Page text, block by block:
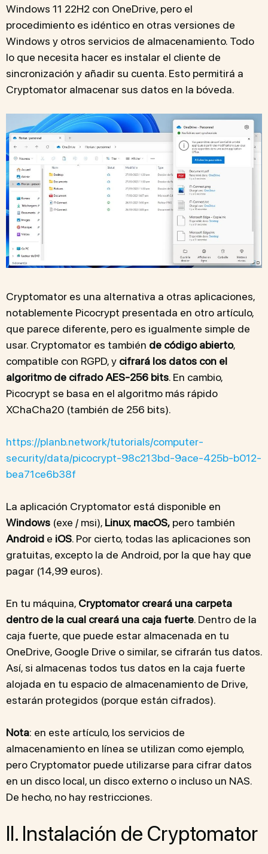
Windows 11 22H2 con OneDrive, pero el
procedimiento es idéntico en otras versiones de
Windows y otros servicios de almacenamiento. Todo
lo que necesita hacer es instalar el cliente de
sincronización y añadir su cuenta. Esto permitirá a
Cryptomator almacenar sus datos en la bóveda.
Cryptomator es una alternativa a otras aplicaciones,
notablemente Picocrypt presentada en otro artículo,
que parece diferente, pero es igualmente simple de
usar. Cryptomator es también de código abierto,
compatible con RGPD, y cifrará los datos con el
algoritmo de cifrado AES-256 bits. En cambio,
Picocrypt se basa en el algoritmo más rápido
XChaCha20 (también de 256 bits).
https://planb.network/tutorials/computer-
security/data/picocrypt-98c213bd-9ace-425b-b012-
bea71ce6b38f
La aplicación Cryptomator está disponible en
Windows (exe / msi), Linux, macOS, pero también
Android e iOS. Por cierto, todas las aplicaciones son
gratuitas, excepto la de Android, por la que hay que
pagar (14,99 euros).
En tu máquina, Cryptomator creará una carpeta
dentro de la cual creará una caja fuerte. Dentro de la
caja fuerte, que puede estar almacenada en tu
OneDrive, Google Drive o similar, se cifrarán tus datos.
Así, si almacenas todos tus datos en la caja fuerte
alojada en tu espacio de almacenamiento de Drive,
estarán protegidos (porque están cifrados).
Nota: en este artículo, los servicios de
almacenamiento en línea se utilizan como ejemplo,
pero Cryptomator puede utilizarse para cifrar datos
en un disco local, un disco externo o incluso un NAS.
De hecho, no hay restricciones.
II. Instalación de Cryptomator